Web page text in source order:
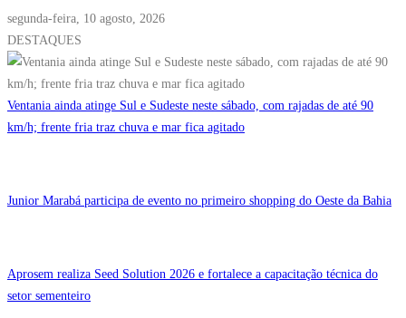
segunda-feira, 10 agosto, 2026
DESTAQUES
Ventania ainda atinge Sul e Sudeste neste sábado, com rajadas de até 90
km/h; frente fria traz chuva e mar fica agitado
Junior Marabá participa de evento no primeiro shopping do Oeste da Bahia
Aprosem realiza Seed Solution 2026 e fortalece a capacitação técnica do
setor sementeiro